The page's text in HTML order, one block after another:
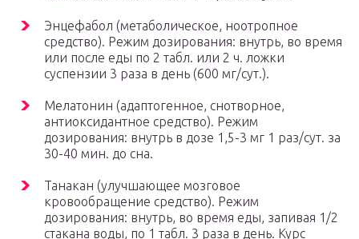
Энцефабол (метаболическое, ноотропное
средство). Режим дозирования: внутрь, во время
или после еды по 2 табл. или 2 ч. ложки
суспензии 3 раза в день (600 мг/сут.).
Мелатонин (адаптогенное, снотворное,
антиоксидантное средство). Режим
дозирования: внутрь в дозе 1,5-3 мг 1 раз/сут. за
30-40 мин. до сна.
Танакан (улучшающее мозговое
кровообращение средство). Режим
дозирования: внутрь, во время еды, запивая 1/2
стакана воды, по 1 табл. 3 раза в день. Курс